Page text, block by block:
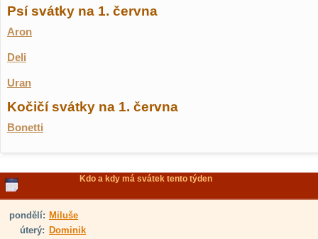
Psí svátky na 1. června
Aron
Deli
Uran
Kočičí svátky na 1. června
Bonetti
Kdo a kdy má svátek tento týden
pondělí: Miluše
úterý: Dominik